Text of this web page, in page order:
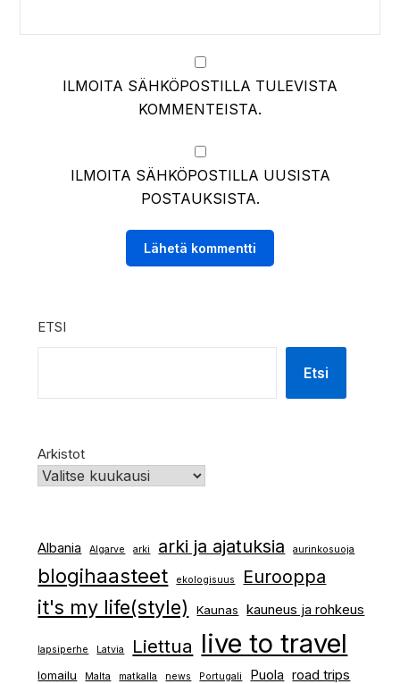
ILMOITA SÄHKÖPOSTILLA TULEVISTA
KOMMENTEISTA.
ILMOITA SÄHKÖPOSTILLA UUSISTA
POSTAUKSISTA.
ETSI
Etsi
Arkistot
Albania Algarve arki arki ja ajatuksia aurinkosuoja
blogihaasteet ekologisuus Eurooppa
it's my life(style) Kaunas kauneus ja rohkeus
lapsiperhe Latvia Liettua live to travel
lomailu Malta matkalla news Portugali Puola road trips